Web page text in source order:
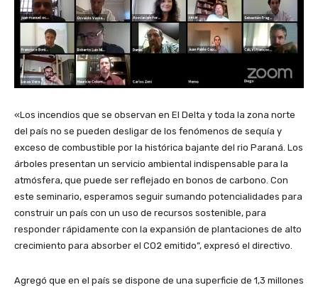
«Los incendios que se observan en El Delta y toda la zona norte
del país no se pueden desligar de los fenómenos de sequía y
exceso de combustible por la histórica bajante del rio Paraná. Los
árboles presentan un servicio ambiental indispensable para la
atmósfera, que puede ser reflejado en bonos de carbono. Con
este seminario, esperamos seguir sumando potencialidades para
construir un país con un uso de recursos sostenible, para
responder rápidamente con la expansión de plantaciones de alto
crecimiento para absorber el CO2 emitido”, expresó el directivo.
Agregó que en el país se dispone de una superficie de 1,3 millones